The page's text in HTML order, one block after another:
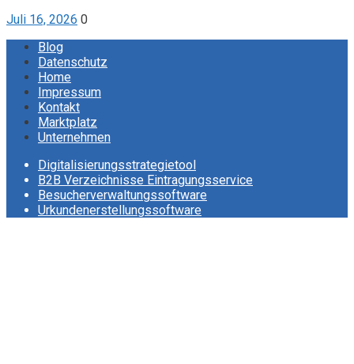
Juli 16, 2026 0
Blog
Datenschutz
Home
Impressum
Kontakt
Marktplatz
Unternehmen
Digitalisierungsstrategietool
B2B Verzeichnisse Eintragungsservice
Besucherverwaltungssoftware
Urkundenerstellungssoftware